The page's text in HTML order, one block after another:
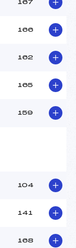
167
166
162
165
159
104
141
168